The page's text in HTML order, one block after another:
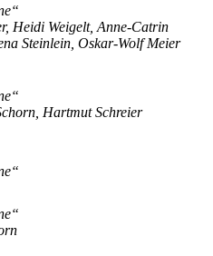
Heidi Weigelt, Anne-Catrin
Steinlein, Oskar-Wolf Meier
Hartmut Schreier